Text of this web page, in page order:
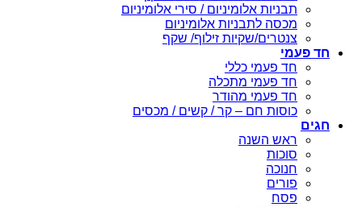
תבניות אלומיניום / סירי אלומיניום
מכסה לתבניות אלומיניום
צנטרים/שקיות זילוף/ שקף
חד פעמי
חד פעמי כללי
חד פעמי מתכלה
חד פעמי מהודר
כוסות חם – קר / קשים / מכסים
חגים
ראש השנה
סוכות
חנוכה
פורים
פסח